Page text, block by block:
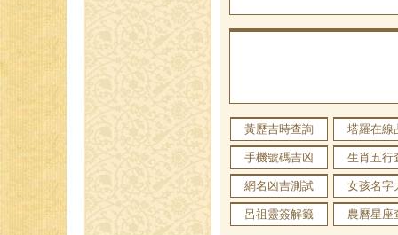
黃歷吉時查詢 塔羅在線
手機號碼吉凶 生肖五行
網名凶吉測試 女孩名字
呂祖靈簽解籤 農曆星座